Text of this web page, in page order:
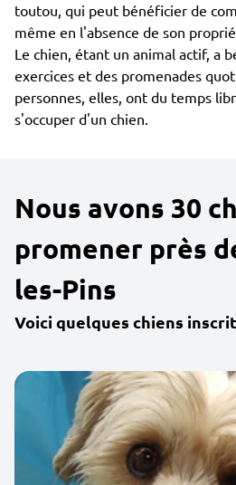
toutou, qui peut bénéficier de
même en l'absence de son
Le chien, étant un animal actif, a
exercices et des promenades
personnes, elles, ont du temps
s'occuper d'un chien.
Nous avons 30
promener près
les-Pins
Voici quelques chiens